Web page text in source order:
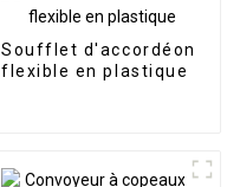
Soufflet d'accordéon
flexible en plastique